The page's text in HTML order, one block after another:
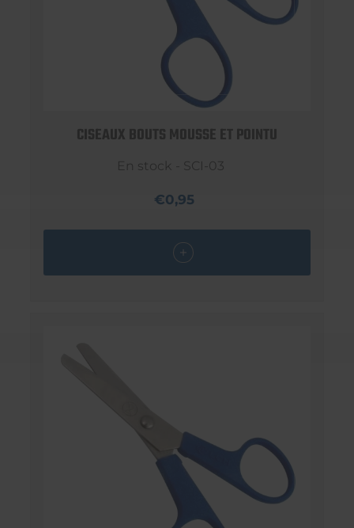
CISEAUX BOUTS MOUSSE ET POINTU
En stock - SCI-03
€0,95